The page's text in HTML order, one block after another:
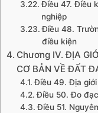
Điều 47. Điều
nghiệp
Điều 48.
điều kiện
Chương IV. ĐỊA
CƠ BẢN VỀ ĐẤT
Điều 49. Địa
Điều 50. Đo
Điều 51.